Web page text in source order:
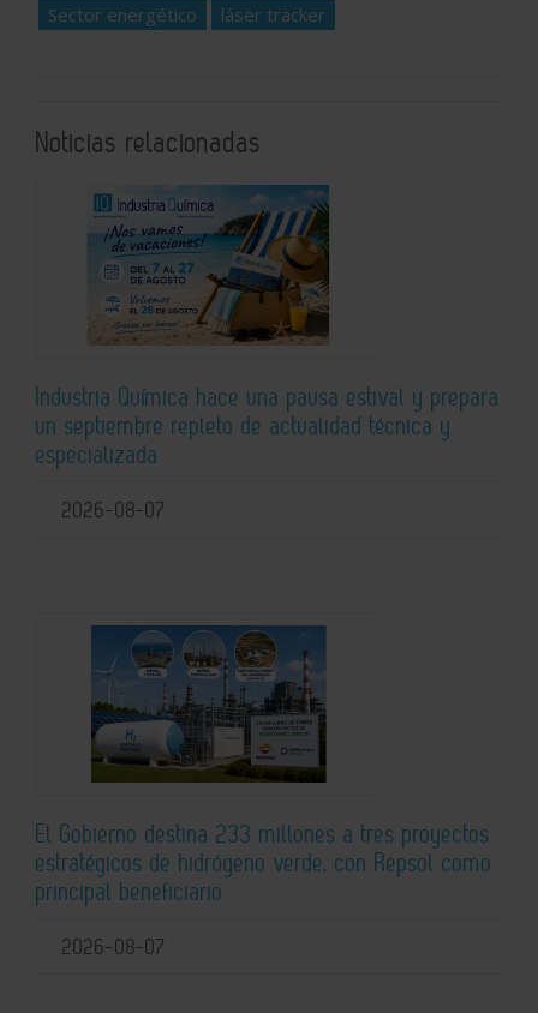
Sector energético
láser tracker
Noticias relacionadas
Industria Química hace una pausa estival y prepara
un septiembre repleto de actualidad técnica y
especializada
2026-08-07
El Gobierno destina 233 millones a tres proyectos
estratégicos de hidrógeno verde, con Repsol como
principal beneficiario
2026-08-07